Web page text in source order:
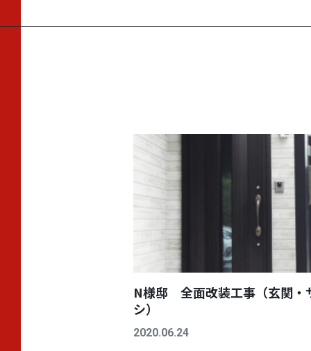
N様邸 全面改装工事（玄関・
シ）
2020.06.24